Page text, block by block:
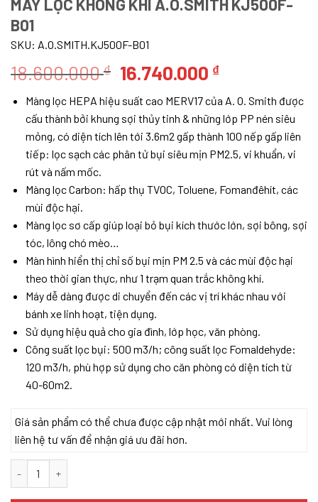
MÁY LỌC KHÔNG KHÍ A.O.SMITH KJ500F-
B01
SKU: A.O.SMITH.KJ500F-B01
18.600.000₫ Giá
gốc
là:
18.600.000 ₫.
16.740.000 ₫Giá
tại
là:
16.740.000
Màng lọc HEPA hiệu suất cao MERV17 của A. O. Smith được
cấu thành bởi khung sợi thủy tinh & những lớp PP nén siêu
mỏng, có diện tích lên tới 3.6m2 gấp thành 100 nếp gấp liên
tiếp: lọc sạch các phân tử bụi siêu mịn PM2.5, vi khuẩn, vi
rút và nấm mốc.
Màng lọc Carbon: hấp thụ TVOC, Toluene, Fomanđêhít, các
mùi độc hại.
Màng lọc sơ cấp giúp loại bỏ bụi kích thước lớn, sợi bông, sợi
tóc, lông chó mèo…
Màn hình hiển thị chỉ số bụi mịn PM 2.5 và các mùi độc hại
theo thời gian thực, như 1 trạm quan trắc không khí.
Máy dễ dàng được di chuyển đến các vị trí khác nhau với
bánh xe linh hoạt, tiện dụng.
Sử dụng hiệu quả cho gia đình, lớp học, văn phòng.
Công suất lọc bụi: 500 m3/h; công suất lọc Fomaldehyde:
120 m3/h, phù hợp sử dụng cho căn phòng có diện tích từ
40-60m2.
Giá sản phẩm có thể chưa được cập nhật mới nhất. Vui lòng
liên hệ tư vấn để nhận giá ưu đãi hơn.